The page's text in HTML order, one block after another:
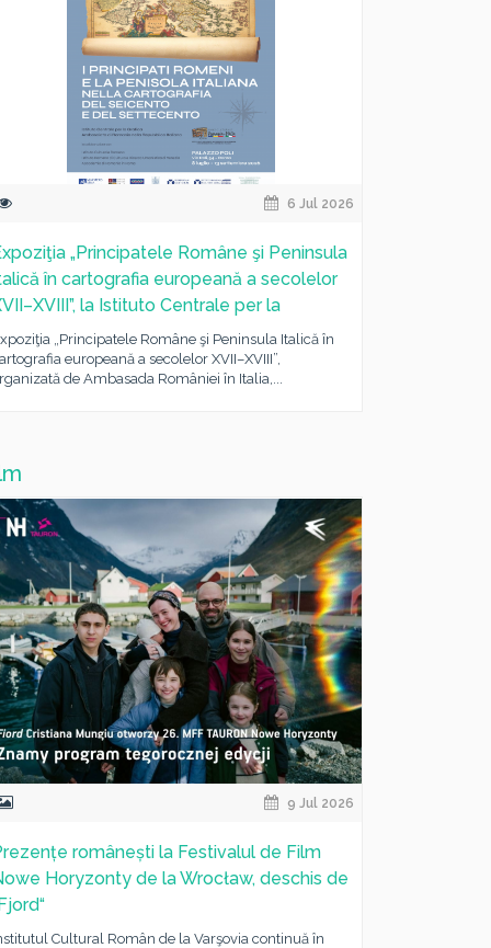
6 Jul 2026
„Principatele Române şi Peninsula
în cartografia europeană a secolelor
la Istituto Centrale per la
„Principatele Române şi Peninsula Italică în
europeană a secolelor XVII–XVIII”,
de Ambasada României în Italia,...
9 Jul 2026
românești la Festivalul de Film
Horyzonty de la Wrocław, deschis de
Cultural Român de la Varşovia continuă în